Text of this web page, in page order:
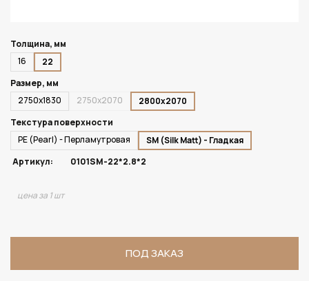
Толщина, мм
16
22
Размер, мм
2750х1830
2750х2070
2800х2070
Текстура поверхности
PE (Pearl) - Перламутровая
SM (Silk Matt) - Гладкая
Артикул:
0101SM-22*2.8*2
цена за 1 шт
ПОД ЗАКАЗ